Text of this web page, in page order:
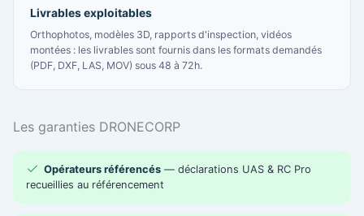
Livrables exploitables
Orthophotos, modèles 3D, rapports d'inspection, vidéos
montées : les livrables sont fournis dans les formats demandés
(PDF, DXF, LAS, MOV) sous 48 à 72h.
Les garanties DRONECORP
Opérateurs référencés — déclarations UAS & RC Pro
recueillies au référencement